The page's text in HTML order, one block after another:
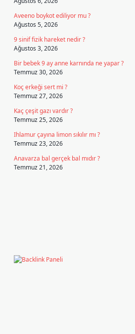
Aveeno boykot ediliyor mu ?
Ağustos 5, 2026
9 sinif fizik hareket nedir ?
Ağustos 3, 2026
Bir bebek 9 ay anne karnında ne yapar ?
Temmuz 30, 2026
Koç erkeği sert mi ?
Temmuz 27, 2026
Kaç çeşit gazı vardır ?
Temmuz 25, 2026
Ihlamur çayına limon sıkılır mı ?
Temmuz 23, 2026
Anavarza bal gerçek bal mıdır ?
Temmuz 21, 2026